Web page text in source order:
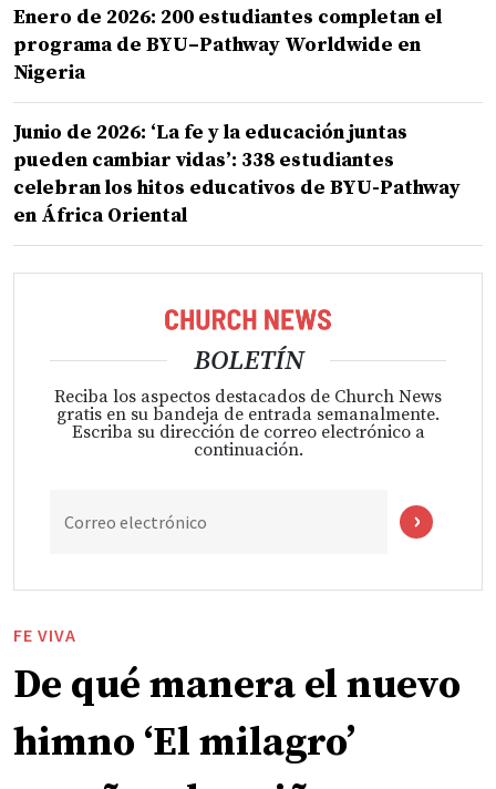
Enero de 2026: 200 estudiantes completan el
programa de BYU–Pathway Worldwide en
Nigeria
Junio de 2026: ‘La fe y la educación juntas
pueden cambiar vidas’: 338 estudiantes
celebran los hitos educativos de BYU-Pathway
en África Oriental
BOLETÍN
Reciba los aspectos destacados de Church News
gratis en su bandeja de entrada semanalmente.
Escriba su dirección de correo electrónico a
continuación.
Correo electrónico
FE VIVA
De qué manera el nuevo
himno ‘El milagro’